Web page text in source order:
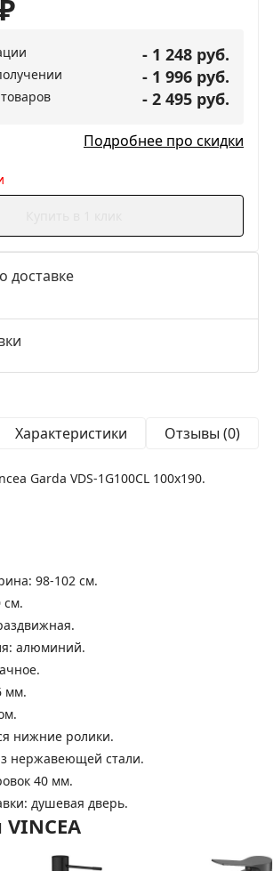
- 1 248 руб.
- 1 996 руб.
- 2 495 руб.
Подробнее про скидки
доставке
Характеристики Отзывы (0)
Garda VDS-1G100CL 100x190.
98-102 см.
см.
алюминий.
мм.
нижние ролики.
нержавеющей стали.
40 мм.
душевая дверь.